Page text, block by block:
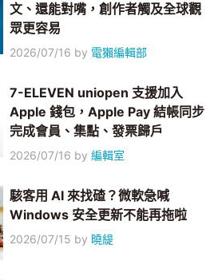
文、還能對嘴，創作者觸及全球觀
眾更容易
2026/07/16 by 電獺編輯部
7-ELEVEN uniopen 支援加入
Apple 錢包，Apple Pay 結帳同步
完成會員、集點、發票歸戶
2026/07/16 by編輯室
駭客用 AI 來找碴？微軟急喊
Windows 安全更新不能再拖啦
2026/07/15 by 曉緹